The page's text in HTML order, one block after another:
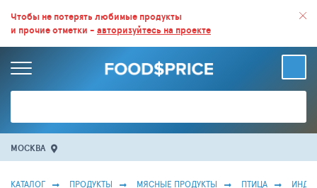
ВСЕ СКИДКИ И ВЫГОДНЫЕ ЦЕНЫ НА ПРОДУКТЫ В МАГАЗИНАХ.
БОЛЬШЕ 100 000 ТОВАРОВ. ЕЖЕДНЕВНОЕ ОБНОВЛЕНИЕ ЦЕН.
Чтобы не потерять любимые продукты
и прочие отметки - авторизуйтесь на проекте
МОСКВА
КАТАЛОГ ПРОДУКТЫ МЯСНЫЕ ПРОДУКТЫ ПТИЦА